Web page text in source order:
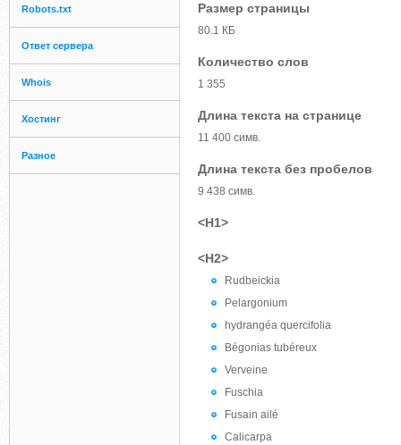
Robots.txt
Ответ сервера
Whois
Хостинг
Разное
Размер страницы
80.1 КБ
Количество слов
1 355
Длина текста на странице
11 400 симв.
Длина текста без пробелов
9 438 симв.
<H1>
<H2>
Rudbeickia
Pelargonium
hydrangéa quercifolia
Bégonias tubéreux
Verveine
Fuschia
Fusain ailé
Calicarpa